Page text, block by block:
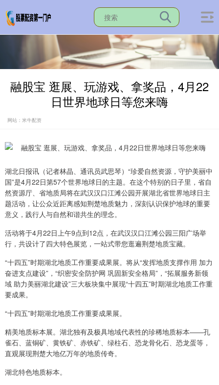
融股宝 逛展、玩游戏、拿奖品，4月22
日世界地球日等您来嗨
网站：米牛配资
湖北日报讯（记者林晶、通讯员武思琴）“珍爱自然资源，守护美丽中
国”是4月22日第57个世界地球日的主题。在这个特别的日子里，省自
然资源厅、省地质局将在武汉汉口江滩公园开展湖北省世界地球日主
题活动，让公众近距离感知荆楚地质魅力，深刻认识保护地球的重要
意义，践行人与自然和谐共生的理念。
活动将于4月22日上午9点到12点，在武汉汉口江滩公园三阳广场举
行，共设计了四大特色展览，一站式带您逛遍荆楚地质宝藏。
“十四五”时期湖北地质工作重要成果展。将从“发挥地质支撑作用 加力
奋进支点建设”，“织密安全防护网 巩固新安全格局”，“拓展服务新领
域 助力美丽湖北建设”三大板块集中展现“十四五”时期湖北地质工作重
要成果。
“十四五”时期湖北地质工作重要成果展。
精美地质标本展。湖北独有及极具地域代表性的珍稀地质标本——孔
雀石、蓝铜矿、黄铁矿、赤铁矿、绿柱石、恐龙骨化石、恐龙蛋等，
直观展现荆楚大地亿万年的地质传奇。
湖北特色地质标本。